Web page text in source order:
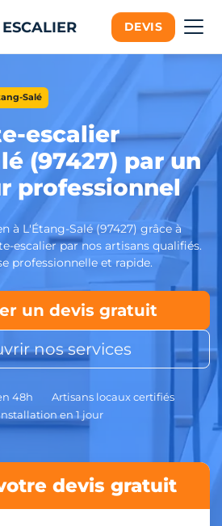
DEVIS
Salé
escalier
(97427) par un
professionnel
à L'Étang-Salé (97427) grâce à
escalier par nos artisans qualifiés.
professionnelle et rapide.
un devis gratuit
nos services
48h
Artisans locaux certifiés
en 1 jour
devis gratuit